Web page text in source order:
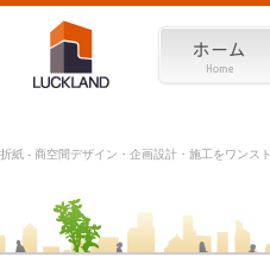
折紙 - 商空間デザイン・企画設計・施工をワンス